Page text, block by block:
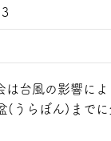
は台風の影響に
(うらぼん)までに